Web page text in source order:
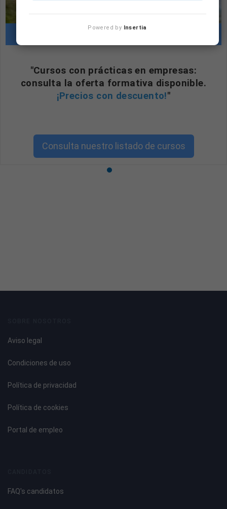
Cursos con prácticas en empresas
"Cursos con prácticas en empresas:
consulta la oferta formativa disponible.
¡Precios con descuento!"
Consulta nuestro listado de cursos
Aviso legal
Condiciones de uso
Política de privacidad
Política de cookies
Portal de empleo
FAQ's candidatos
Powered by Insertia